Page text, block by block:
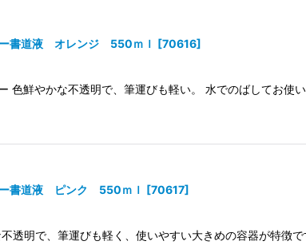
ー書道液 オレンジ 550ｍｌ [70616]
色鮮やかな不透明で、筆運びも軽い。 水でのばしてお使い
ー書道液 ピンク 550ｍｌ [70617]
透明で、筆運びも軽く、使いやすい大きめの容器が特徴で